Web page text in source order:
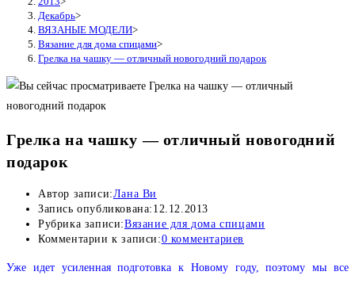
Декабрь>
ВЯЗАНЫЕ МОДЕЛИ>
Вязание для дома спицами>
Грелка на чашку — отличный новогодний подарок
Грелка на чашку — отличный новогодний
подарок
Автор записи:Лана Ви
Запись опубликована: 12.12.2013
Рубрика записи:Вязание для дома спицами
Комментарии к записи:0 комментариев
Уже идет усиленная подготовка к Новому году, поэтому мы все